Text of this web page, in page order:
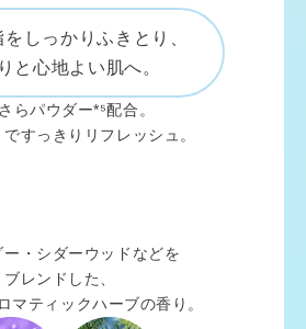
しっかりふきとり、
と心地よい肌へ。
らパウダー*⁵配合。
すっきりリフレッシュ。
ー・シダーウッドなどを
ブレンドした、
マティックハーブの香り。